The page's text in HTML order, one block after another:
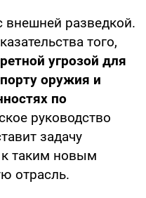
внешней разведкой.
того,
угрозой для
оружия и
по
руководство
задачу
к таким новым
отрасль.